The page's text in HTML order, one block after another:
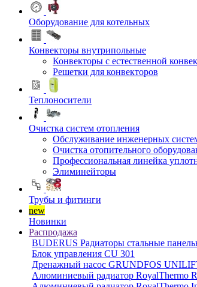
Оборудование для котельных
Конвекторы внутрипольные
Конвекторы с естественной
Решетки для конвекторов
Теплоносители
Очистка систем отопления
Обслуживание инженерных
Очистка отопительного
Профессиональная линейка
Элиминейторы
Трубы и фитинги
new
Новинки
Распродажа
BUDERUS Радиаторы стальные
Блок управления CU 301
Дренажный насос GRUNDFOS
Алюминиевый радиатор RoyalThermo